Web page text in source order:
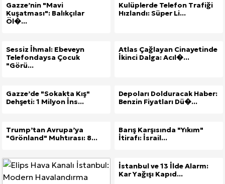
Gazze’nin "Mavi
Kuşatması": Balıkçılar
Öl�...
Kulüplerde Telefon Trafiği
Hızlandı: Süper Li...
Sessiz İhmal: Ebeveyn
Telefondaysa Çocuk
"Görü...
Atlas Çağlayan Cinayetinde
İkinci Dalga: Acıl�...
Gazze’de "Sokakta Kış"
Dehşeti: 1 Milyon İns...
Depoları Dolduracak Haber:
Benzin Fiyatları Dü�...
Trump’tan Avrupa’ya
"Grönland" Muhtırası: 8...
Barış Karşısında "Yıkım"
İtirafı: İsrail...
İstanbul ve 13 İlde Alarm:
Kar Yağışı Kapıd...